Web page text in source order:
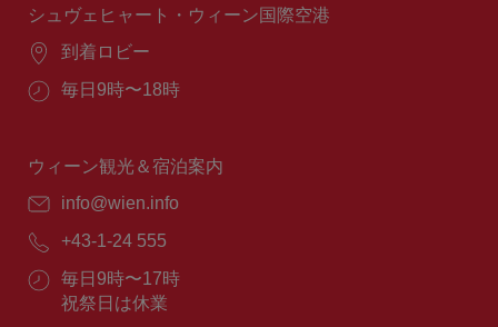
間：
シュヴェヒャート・ウィーン国際空港
場
到着ロビー
営
間：
毎日9時〜18時
ウィーン観光＆宿泊案内
E
ー
ル：
info@wien.info
電
番
号：
+43-1-24 555
営
業
毎日9時〜17時
祝祭日は休業